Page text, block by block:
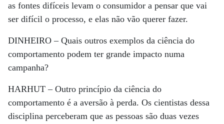
as fontes difíceis levam o consumidor a pensar que vai
ser difícil o processo, e elas não vão querer fazer.
DINHEIRO –Quais outros exemplos da ciência do
comportamento podem ter grande impacto numa
campanha?
HARHUT –Outro princípio da ciência do
comportamento é a aversão à perda. Os cientistas dessa
disciplina perceberam que as pessoas são duas vezes